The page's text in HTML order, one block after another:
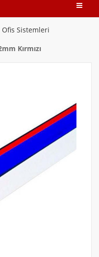
Ofis Sistemleri
Kırmızı